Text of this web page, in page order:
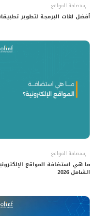
إستضافة المواقع
أفضل لغات البرمجة لتطوير
إستضافة المواقع
ما هي استضافة المواقع
الشامل 2026